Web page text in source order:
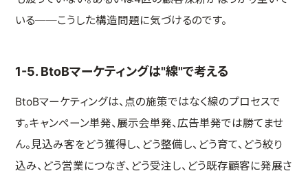
いる──こうした構造問題に気づけるのです。
1-5. BtoBマーケティングは"線"で考える
BtoBマーケティングは、点の施策ではなく線のプロセスで
す。キャンペーン単発、展示会単発、広告単発では勝てませ
ん。見込み客をどう獲得し、どう整備し、どう育て、どう絞り
込み、どう営業につなぎ、どう受注し、どう既存顧客に発展さ